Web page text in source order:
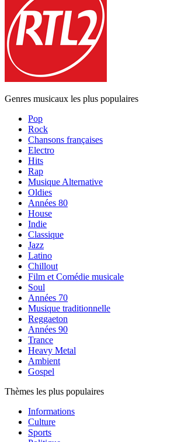
Genres musicaux les plus populaires
Pop
Rock
Chansons françaises
Electro
Hits
Rap
Musique Alternative
Oldies
Années 80
House
Indie
Classique
Jazz
Latino
Chillout
Film et Comédie musicale
Soul
Années 70
Musique traditionnelle
Reggaeton
Années 90
Trance
Heavy Metal
Ambient
Gospel
Thèmes les plus populaires
Informations
Culture
Sports